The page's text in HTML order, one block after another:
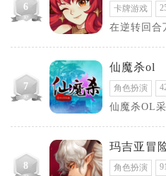
6 卡牌游戏
在逆转回合
的
7
仙魔杀ol
角色扮演
仙魔杀OL
8
玛吉亚冒
角色扮演